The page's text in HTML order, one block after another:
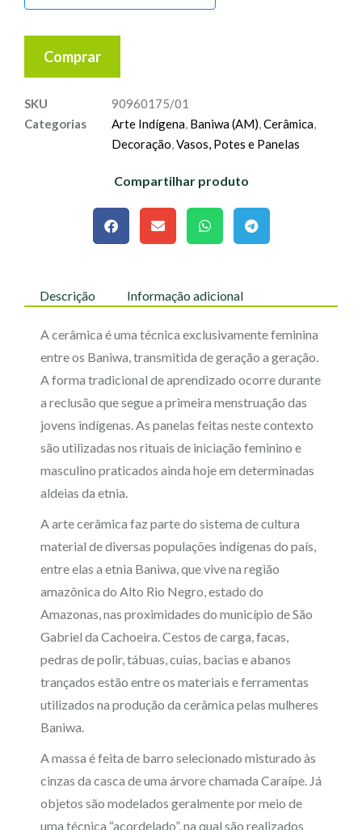
Comprar
SKU
90960175/01
Categorias
Arte Indígena, Baniwa (AM),Cerâmica,
Decoração,Vasos, Potes e Panelas
Compartilhar produto
Descrição Informação adicional
A cerâmica é uma técnica exclusivamente feminina
entre os Baniwa, transmitida de geração a geração.
A forma tradicional de aprendizado ocorre durante
a reclusão que segue a primeira menstruação das
jovens indígenas. As panelas feitas neste contexto
são utilizadas nos rituais de iniciação feminino e
masculino praticados ainda hoje em determinadas
aldeias da etnia.
A arte cerâmica faz parte do sistema de cultura
material de diversas populações indígenas do país,
entre elas a etnia Baniwa, que vive na região
amazônica do Alto Rio Negro, estado do
Amazonas, nas proximidades do município de São
Gabriel da Cachoeira. Cestos de carga, facas,
pedras de polir, tábuas, cuias, bacias e abanos
trançados estão entre os materiais e ferramentas
utilizados na produção da cerâmica pelas mulheres
Baniwa.
A massa é feita de barro selecionado misturado às
cinzas da casca de uma árvore chamada Caraípe. Já
objetos são modelados geralmente por meio de
uma técnica “acordelado”, na qual são realizados